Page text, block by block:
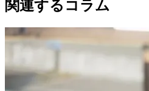
関連するコラム